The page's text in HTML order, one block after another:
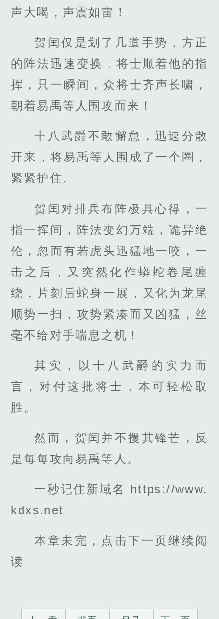
声大喝，声震如雷！
贺闰仅是划了几道手势，方正
的阵法迅速变换，将士顺着他的指
挥，只一瞬间，众将士齐声长啸，
朝着易禹等人围攻而来！
十八武爵不敢懈怠，迅速分散
开来，将易禹等人围成了一个圈，
紧紧护住。
贺闰对排兵布阵极具心得，一
指一挥间，阵法变幻万端，诡异绝
伦，忽而有若虎头迅猛地一咬，一
击之后，又突然化作蟒蛇卷尾缠
绕，片刻后蛇身一展，又化为龙尾
顺势一扫，攻势紧凑而又凶猛，丝
毫不给对手喘息之机！
其实，以十八武爵的实力而
言，对付这批将士，本可轻松取
胜。
然而，贺闰并不攫其锋芒，反
是每每攻向易禹等人。
一秒记住新域名 https://www.
kdxs.net
本章未完，点击下一页继续阅
读